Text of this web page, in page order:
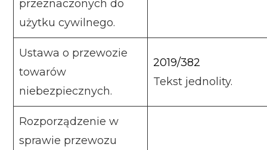
przeznaczonych do
użytku cywilnego.
Ustawa o przewozie
towarów
niebezpiecznych.
2019/382
Tekst jednolity.
Rozporządzenie w
sprawie przewozu